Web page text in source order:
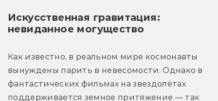
Искусственная гравитация:
невиданное могущество
Как известно, в реальном мире космонавты
вынуждены парить в невесомости. Однако в
фантастических фильмах на звездолётах
поддерживается земное притяжение — так